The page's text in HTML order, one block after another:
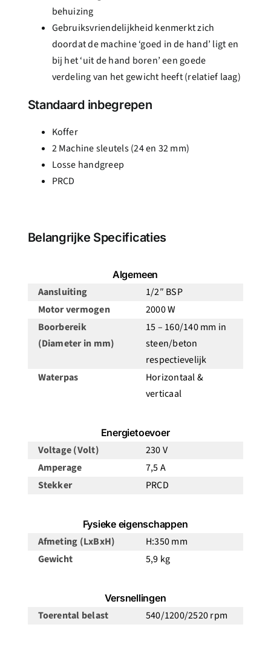
behuizing
Gebruiksvriendelijkheid kenmerkt zich
doordat de machine ‘goed in de hand’ ligt en
bij het ‘uit de hand boren’ een goede
verdeling van het gewicht heeft (relatief laag)
Standaard inbegrepen
Koffer
2 Machine sleutels (24 en 32 mm)
Losse handgreep
PRCD
Belangrijke Specificaties
Algemeen
Aansluiting
1/2″ BSP
Motor vermogen
2000 W
Boorbereik
(Diameter in mm)
15 – 160/140 mm in
steen/beton
respectievelijk
Waterpas
Horizontaal &
verticaal
Energietoevoer
Voltage (Volt)
230 V
Amperage
7,5 A
Stekker
PRCD
Fysieke eigenschappen
Afmeting (LxBxH)
H:350 mm
Gewicht
5,9 kg
Versnellingen
Toerental belast 540/1200/2520 rpm